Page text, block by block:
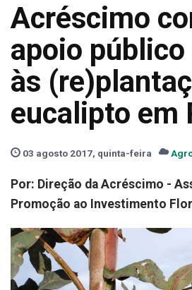
Acréscimo
apoio público
às
eucalipto em
03 agosto 2017, quinta-feira
Por: Direção da Acréscimo -
Promoção ao Investimento